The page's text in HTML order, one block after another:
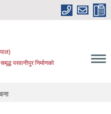
परवानीपुर निर्माणको